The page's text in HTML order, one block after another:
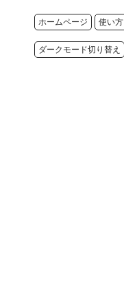
ホームページ 使い方
ダークモード切り替え